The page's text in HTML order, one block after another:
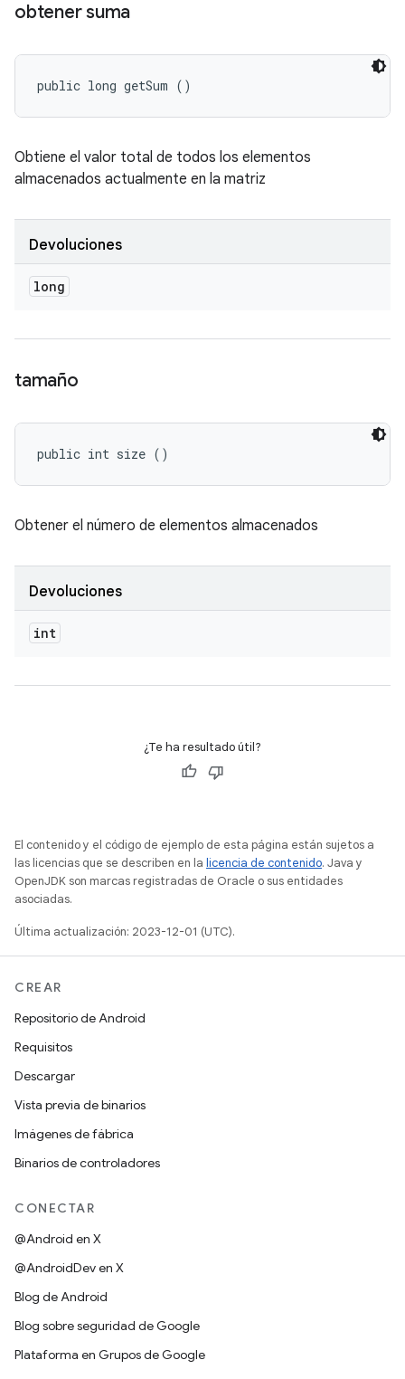
obtener suma
public long getSum ()
Obtiene el valor total de todos los elementos
almacenados actualmente en la matriz
Devoluciones
long
tamaño
public int size ()
Obtener el número de elementos almacenados
Devoluciones
int
¿Te ha resultado útil?
El contenido y el código de ejemplo de esta página están sujetos a
las licencias que se describen en la licencia de contenido. Java y
OpenJDK son marcas registradas de Oracle o sus entidades
asociadas.
Última actualización: 2023-12-01 (UTC).
CREAR
Repositorio de Android
Requisitos
Descargar
Vista previa de binarios
Imágenes de fábrica
Binarios de controladores
CONECTAR
@Android en X
@AndroidDev en X
Blog de Android
Blog sobre seguridad de Google
Plataforma en Grupos de Google